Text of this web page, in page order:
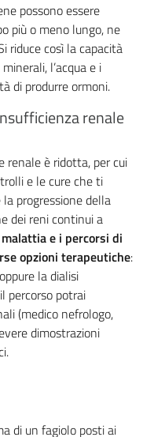
possono essere
più o meno lungo, ne
riduce così la capacità
l’acqua e i
di produrre ormoni.
renale
renale è ridotta, per cui
e le cure che ti
progressione della
dei reni continui a
e i percorsi di
opzioni terapeutiche:
la dialisi
percorso potrai
(medico nefrologo,
dimostrazioni
di un fagiolo posti ai